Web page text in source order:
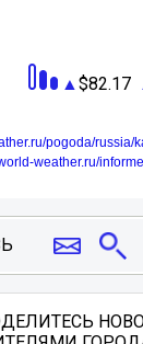
82.17
pogoda/russia/
weather.ru/